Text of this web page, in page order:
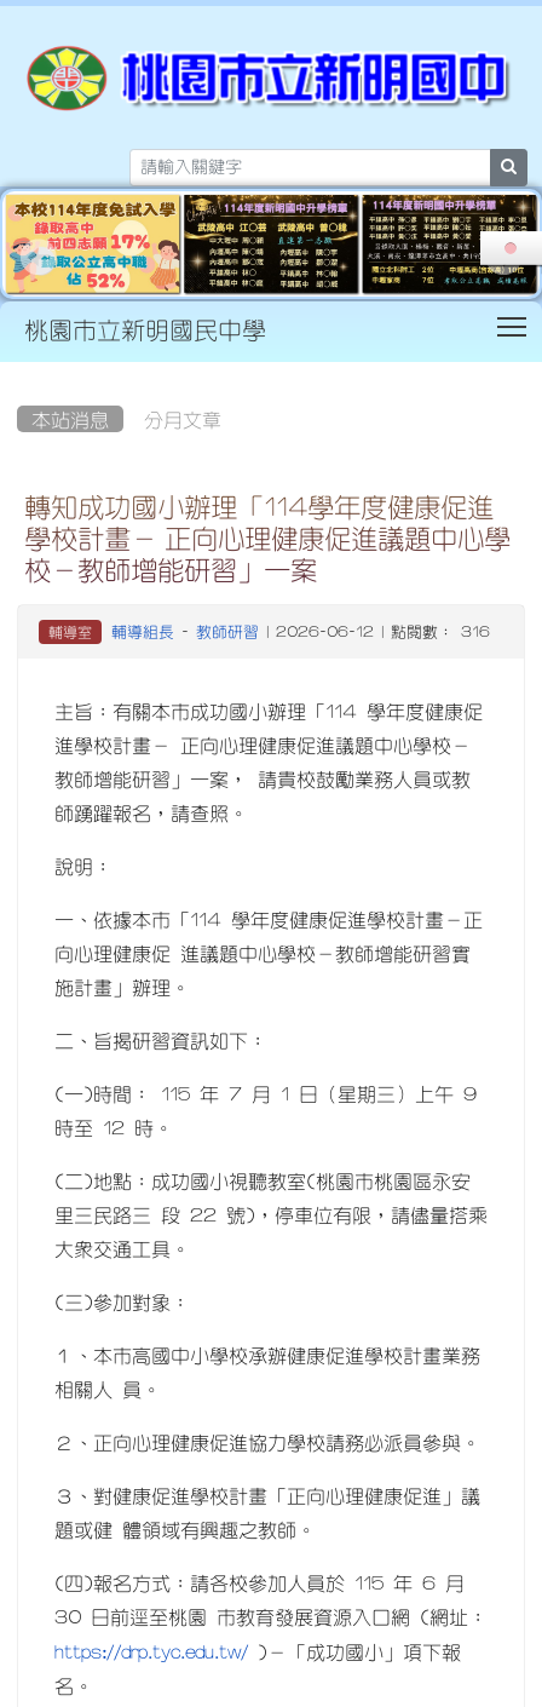
桃園市立新明國民中學
本站消息 分月文章
轉知成功國小辦理「114學年度健康促進
學校計畫－ 正向心理健康促進議題中心學
校－教師增能研習」一案
輔導室 輔導組長 - 教師研習 | 2026-06-12 | 點閱數： 316
主旨：有關本市成功國小辦理「114 學年度健康促
進學校計畫－ 正向心理健康促進議題中心學校－
教師增能研習」一案， 請貴校鼓勵業務人員或教
師踴躍報名，請查照。
說明：
一、依據本市「114 學年度健康促進學校計畫－正
向心理健康促 進議題中心學校－教師增能研習實
施計畫」辦理。
二、旨揭研習資訊如下：
(一)時間： 115 年 7 月 1 日（星期三）上午 9
時至 12 時。
(二)地點：成功國小視聽教室(桃園市桃園區永安
里三民路三 段 22 號)，停車位有限，請儘量搭乘
大眾交通工具。
(三)參加對象：
１、本市高國中小學校承辦健康促進學校計畫業務
相關人 員。
２、正向心理健康促進協力學校請務必派員參與。
３、對健康促進學校計畫「正向心理健康促進」議
題或健 體領域有興趣之教師。
(四)報名方式：請各校參加人員於 115 年 6 月
30 日前逕至桃園 市教育發展資源入口網 (網址：
https://drp.tyc.edu.tw/ )－「成功國小」項下報
名。